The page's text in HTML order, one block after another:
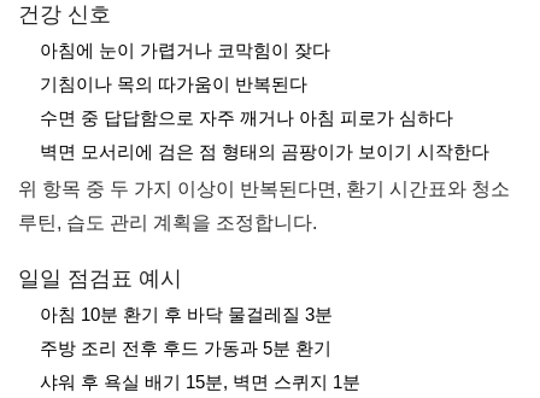
건강 신호
아침에 눈이 가렵거나 코막힘이 잦다
기침이나 목의 따가움이 반복된다
수면 중 답답함으로 자주 깨거나 아침 피로가 심하다
벽면 모서리에 검은 점 형태의 곰팡이가 보이기 시작한다
위 항목 중 두 가지 이상이 반복된다면, 환기 시간표와 청소
루틴, 습도 관리 계획을 조정합니다.
일일 점검표 예시
아침 10분 환기 후 바닥 물걸레질 3분
주방 조리 전후 후드 가동과 5분 환기
샤워 후 욕실 배기 15분, 벽면 스퀴지 1분